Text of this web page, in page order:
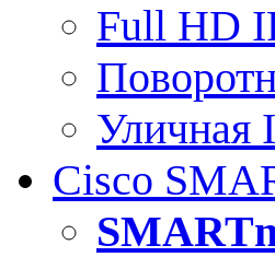
Full HD
Уличная
Cisco